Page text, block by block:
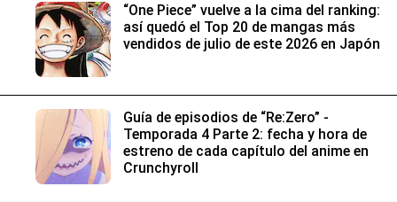
“One Piece” vuelve a la cima del ranking:
así quedó el Top 20 de mangas más
vendidos de julio de este 2026 en Japón
Guía de episodios de “Re:Zero” -
Temporada 4 Parte 2: fecha y hora de
estreno de cada capítulo del anime en
Crunchyroll